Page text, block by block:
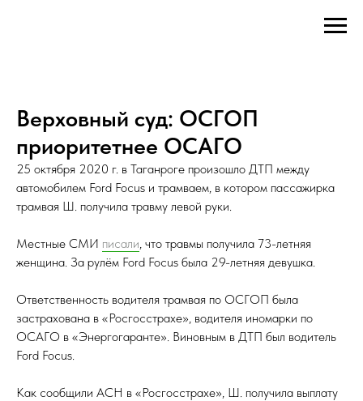
Верховный суд: ОСГОП
приоритетнее ОСАГО
25 октября 2020 г. в Таганроге произошло ДТП между
автомобилем Ford Focus и трамваем, в котором пассажирка
трамвая Ш. получила травму левой руки.
Местные СМИ писали, что травмы получила 73-летняя
женщина. За рулём Ford Focus была 29-летняя девушка.
Ответственность водителя трамвая по ОСГОП была
застрахована в «Росгосстрахе», водителя иномарки по
ОСАГО в «Энергогаранте». Виновным в ДТП был водитель
Ford Focus.
Как сообщили АСН в «Росгосстрахе», Ш. получила выплату